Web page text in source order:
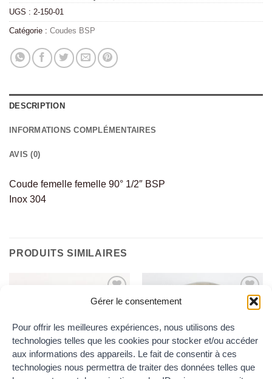
Gérer le consentement
Pour offrir les meilleures expériences, nous utilisons des
technologies telles que les cookies pour stocker et/ou accéder
aux informations des appareils. Le fait de consentir à ces
technologies nous permettra de traiter des données telles que
UGS : 2-150-01
Catégorie : Coudes BSP
DESCRIPTION
INFORMATIONS COMPLÉMENTAIRES
AVIS (0)
Coude femelle femelle 90° 1/2″ BSP
Inox 304
PRODUITS SIMILAIRES
Ajouter
COUDES BSP
Ajouter
au